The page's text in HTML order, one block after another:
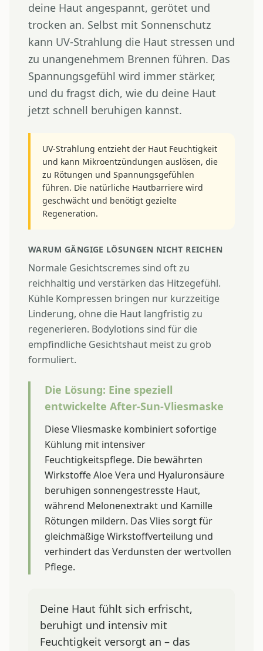
deine Haut angespannt, gerötet und
trocken an. Selbst mit Sonnenschutz
kann UV-Strahlung die Haut stressen und
zu unangenehmem Brennen führen. Das
Spannungsgefühl wird immer stärker,
und du fragst dich, wie du deine Haut
jetzt schnell beruhigen kannst.
UV-Strahlung entzieht der Haut Feuchtigkeit
und kann Mikroentzündungen auslösen, die
zu Rötungen und Spannungsgefühlen
führen. Die natürliche Hautbarriere wird
geschwächt und benötigt gezielte
Regeneration.
WARUM GÄNGIGE LÖSUNGEN NICHT REICHEN
Normale Gesichtscremes sind oft zu
reichhaltig und verstärken das Hitzegefühl.
Kühle Kompressen bringen nur kurzzeitige
Linderung, ohne die Haut langfristig zu
regenerieren. Bodylotions sind für die
empfindliche Gesichtshaut meist zu grob
formuliert.
Die Lösung: Eine speziell
entwickelte After-Sun-Vliesmaske
Diese Vliesmaske kombiniert sofortige
Kühlung mit intensiver
Feuchtigkeitspflege. Die bewährten
Wirkstoffe Aloe Vera und Hyaluronsäure
beruhigen sonnengestresste Haut,
während Melonenextrakt und Kamille
Rötungen mildern. Das Vlies sorgt für
gleichmäßige Wirkstoffverteilung und
verhindert das Verdunsten der wertvollen
Pflege.
Deine Haut fühlt sich erfrischt,
beruhigt und intensiv mit
Feuchtigkeit versorgt an – das